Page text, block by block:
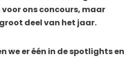
ons concours, maar
deel van het jaar.
we er één in de spotlights en